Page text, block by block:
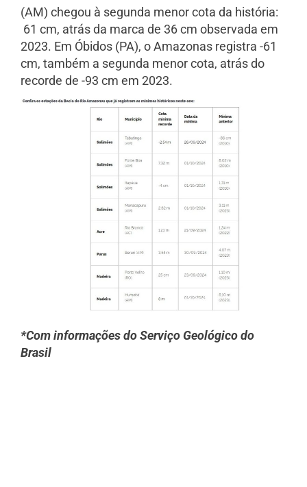
(AM) chegou à segunda menor cota da história:
61 cm, atrás da marca de 36 cm observada em
2023. Em Óbidos (PA), o Amazonas registra -61
cm, também a segunda menor cota, atrás do
recorde de -93 cm em 2023.
*Com informações do Serviço Geológico do
Brasil